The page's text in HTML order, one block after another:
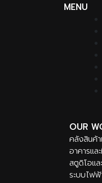
MENU
OUR
คลังสินค้า
อาคารแ
สตูดิโอแล
ระบบไฟฟ้